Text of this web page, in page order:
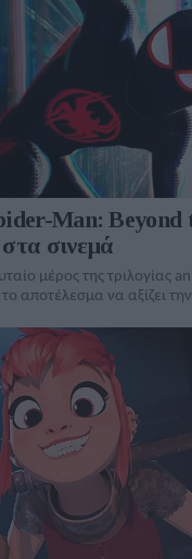
Man: Beyond
σινεμά
μέρος της τριλογίας
αποτέλεσμα να αξίζει